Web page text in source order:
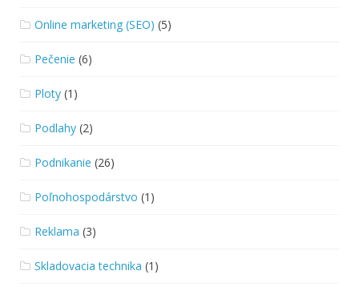
Online marketing (SEO) (5)
Pečenie (6)
Ploty (1)
Podlahy (2)
Podnikanie (26)
Poľnohospodárstvo (1)
Reklama (3)
Skladovacia technika (1)